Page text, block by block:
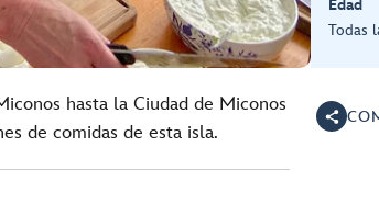
Edad
Todas
hasta la Ciudad de Miconos
de comidas de esta isla.